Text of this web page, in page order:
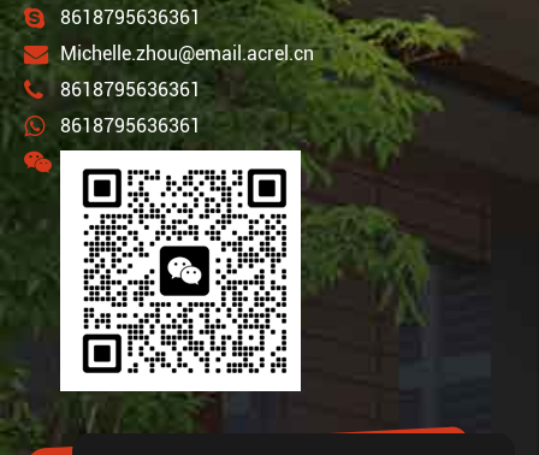
8618795636361
Michelle.zhou@email.acrel.cn
8618795636361
8618795636361